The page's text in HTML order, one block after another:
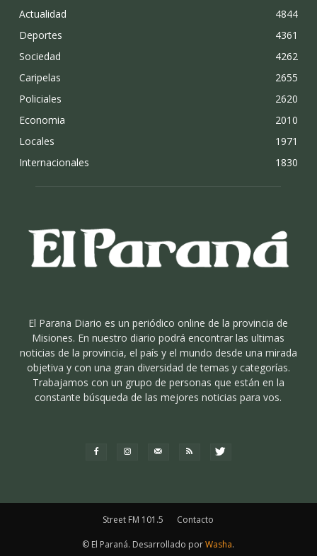
Actualidad
4844
Deportes
4361
Sociedad
4262
Caripelas
2655
Policiales
2620
Economia
2010
Locales
1971
Internacionales
1830
El Parana Diario es un periódico online de la provincia de
Misiones. En nuestro diario podrá encontrar las ultimas
noticias de la provincia, el país y el mundo desde una mirada
objetiva y con una gran diversidad de temas y categorías.
Trabajamos con un grupo de personas que están en la
constante búsqueda de las mejores noticias para vos.
Street FM 101.5 Contacto
© El Paraná. Desarrollado porWasha.